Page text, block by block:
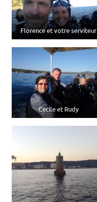
Florence et votre serviteur
Cecile et Rudy